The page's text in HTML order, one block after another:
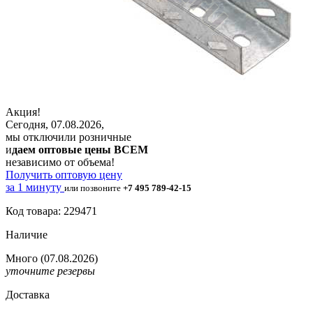
Акция!
Сегодня, 07.08.2026,
мы отключили розничные
идаем оптовые цены ВСЕМ
независимо от объема!
Получить оптовую цену
за 1 минуту или позвоните +7 495 789-42-15
Код товара: 229471
Наличие
Много (07.08.2026)
уточните резервы
Доставка